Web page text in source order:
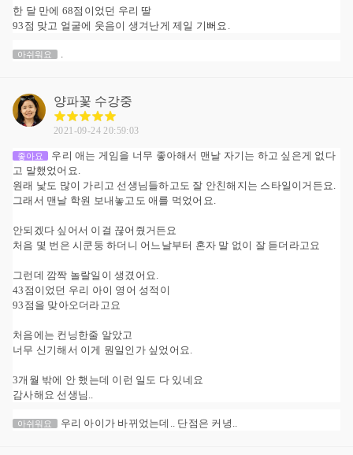
한 달 만에 68점이었던 우리 딸
93점 맞고 얼굴에 웃음이 생겨난게 제일 기뻐요.
아쉬워요
양파꽃 수강중
2021-09-24 20:59:03
좋아요
우리 애는 게임을 너무 좋아해서 맨날 자기는 하고 싶은게 없다
고 말했었어요.
원래 낯도 많이 가리고 선생님들하고도 잘 안친해지는 스타일이거든요.
그래서 맨날 학원 보내놓고도 애를 먹었어요.
안되겠다 싶어서 이걸 끊어줬거든요
처음 몇 번은 시쿤둥 하더니 어느날부터 혼자 말 없이 잘 듣더라고요
그런데 깜짝 놀랄일이 생겼어요.
43점이었던 우리 아이 영어 성적이
93점을 맞아오더라고요
처음에는 컨닝한줄 알았고
너무 신기해서 이게 뭔일인가 싶었어요.
3개월 밖에 안 했는데 이런 일도 다 있네요
감사해요 선생님..
아쉬워요 우리 아이가 바뀌었는데.. 단점은 커녕..